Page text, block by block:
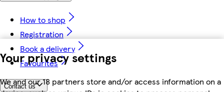
Your privacy settings
We and our 18 partners store and/or access information on a
How to shop
Registration
Book a delivery
Favourites
Contact us